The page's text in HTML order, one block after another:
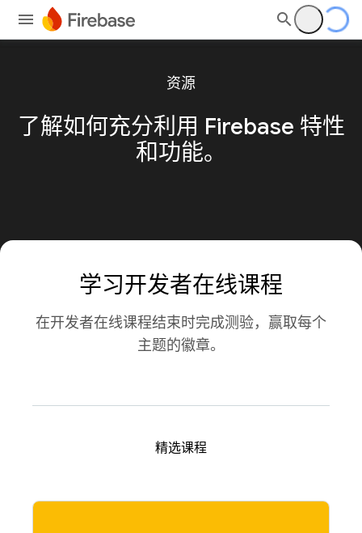
资源
了解如何充分利用 Firebase 特性
和功能。
学习开发者在线课程
在开发者在线课程结束时完成测验，赢取每个
主题的徽章。
精选课程